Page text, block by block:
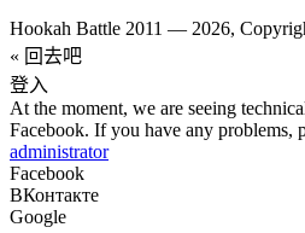
Hookah Battle 2011 — 2026,
« 回去吧
登入
At the moment, we are seeing
Facebook. If you have any problems,
administrator
Facebook
ВКонтакте
Google